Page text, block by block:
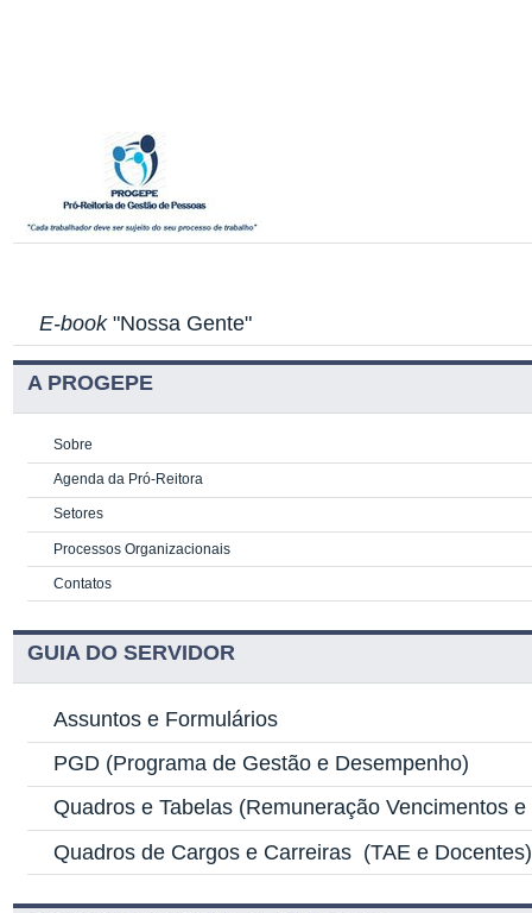
E-book"Nossa Gente"
A PROGEPE
Sobre
Agenda da Pró-Reitora
Setores
Processos Organizacionais
Contatos
GUIA DO SERVIDOR
Assuntos e Formulários
PGD (Programa de Gestão e Desempenho)
Quadros e Tabelas (Remuneração Vencimentos
Quadros de Cargos e Carreiras (TAE e Docentes)